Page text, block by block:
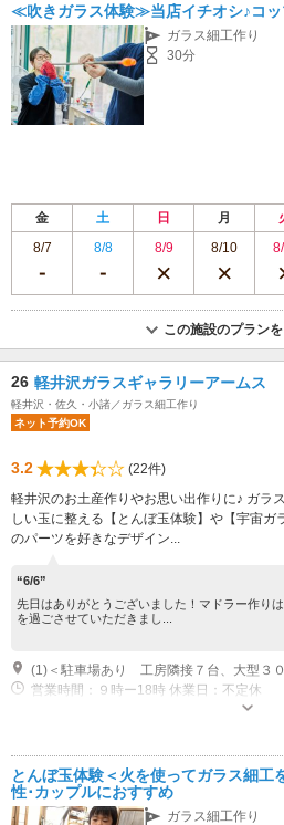
≪吹きガラス体験≫当店イチオシ♪コ
ガラス細工作り
30分
金 土 日 月
8/7
8/8 8/9 8/10
この施設のプラン
26 軽井沢ガラスギャラリーアームス
軽井沢・佐久・小諸／ガラス細工作り
ネット予約OK
3.2
(22件)
軽井沢のお土産作りやお思い出作りに♪ ガラ
しい玉に整える【とんぼ玉体験】や【宇宙ガ
のパーツを好きなデザイン...
“6/6”
先日はありがとうございました！マドラー作り
を過ごさせていただきまし...
営業時間：９時ー18時 休業日：不定休
とんぼ玉体験＜火を使ってガラス細工
性･カップルにおすすめ
ガラス細工作り